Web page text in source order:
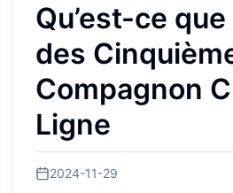
Qu’est-ce
des
Compagnon
Ligne
2024-11-29